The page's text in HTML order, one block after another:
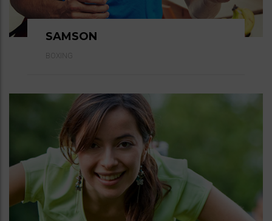
SAMSON
BOXING